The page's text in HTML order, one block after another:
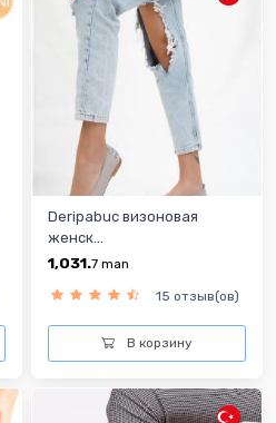
Deripabuc визоновая
женск...
1,031.7 man
15 отзыв(ов)
В корзину